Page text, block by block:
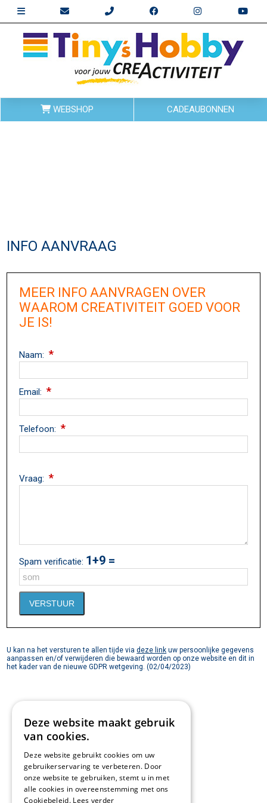
WEBSHOP CADEAUBONNEN
INFO AANVRAAG
MEER INFO AANVRAGEN OVER
WAAROM CREATIVITEIT GOED VOOR
JE IS!
Naam:*
Email:*
Telefoon:*
Vraag:*
Spam verificatie: 1+9 =
U kan na het versturen te allen tijde viadeze link uw persoonlijke gegevens
aanpassen en/of verwijderen die bewaard worden op onze website en dit in
het kader van de nieuwe GDPR wetgeving. (02/04/2023)
Deze website maakt gebruik
van cookies.
Deze website gebruikt cookies om uw
gebruikerservaring te verbeteren. Door
onze website te gebruiken, stemt u in met
alle cookies in overeenstemming met ons
Cookiebeleid. Lees verder